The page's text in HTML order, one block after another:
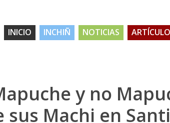
INICIO INCHIÑ NOTICIAS
y no
sus Machi en